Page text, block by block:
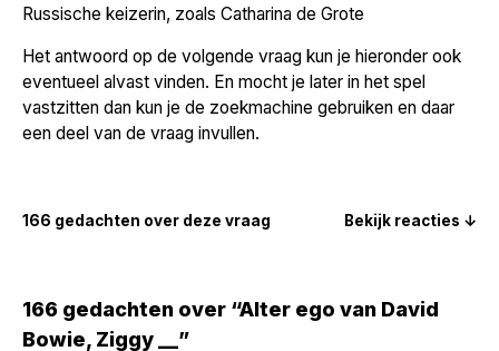
Russische keizerin, zoals Catharina de Grote
Het antwoord op de volgende vraag kun je hieronder ook
eventueel alvast vinden. En mocht je later in het spel
vastzitten dan kun je de zoekmachine gebruiken en daar
een deel van de vraag invullen.
166 gedachten over deze vraag Bekijk reacties ↓
166 gedachten over “Alter ego van David
Bowie, Ziggy __”